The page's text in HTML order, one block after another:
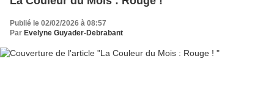
Publié le 02/02/2026 à 08:57
Par Evelyne Guyader-Debrabant